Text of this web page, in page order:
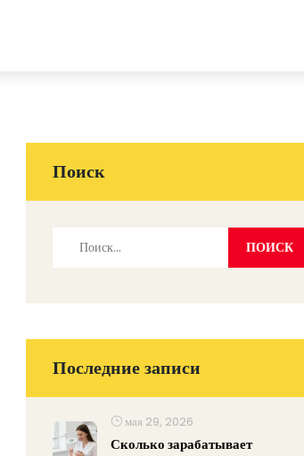
Поиск
Последние записи
мая 29, 2026
Сколько зарабатывает